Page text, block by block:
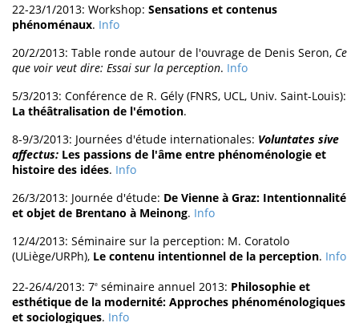
22-23/1/2013: Workshop: Sensations et contenus
phénoménaux. Info
20/2/2013: Table ronde autour de l'ouvrage de Denis Seron, Ce
que voir veut dire: Essai sur la perception. Info
5/3/2013: Conférence de R. Gély (FNRS, UCL, Univ. Saint-Louis):
La théâtralisation de l'émotion.
8-9/3/2013: Journées d'étude internationales: Voluntates sive
affectus: Les passions de l'âme entre phénoménologie et
histoire des idées. Info
26/3/2013: Journée d'étude: De Vienne à Graz: Intentionnalité
et objet de Brentano à Meinong. Info
12/4/2013: Séminaire sur la perception: M. Coratolo
(ULiège/URPh), Le contenu intentionnel de la perception. Info
22-26/4/2013: 7e séminaire annuel 2013: Philosophie et
esthétique de la modernité: Approches phénoménologiques
et sociologiques. Info